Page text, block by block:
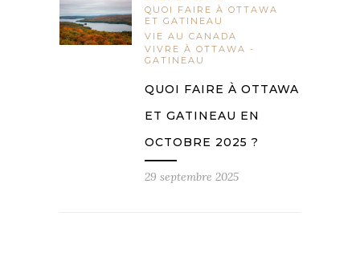
QUOI FAIRE À OTTAWA
ET GATINEAU
VIE AU CANADA
VIVRE À OTTAWA -
GATINEAU
QUOI FAIRE À OTTAWA
ET GATINEAU EN
OCTOBRE 2025 ?
29 septembre 2025